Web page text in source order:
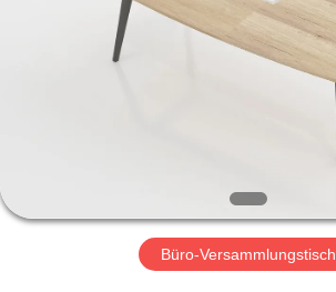
PRODUKTE
FABRIK-
AUSFLUG Büro-Versammlungstisch